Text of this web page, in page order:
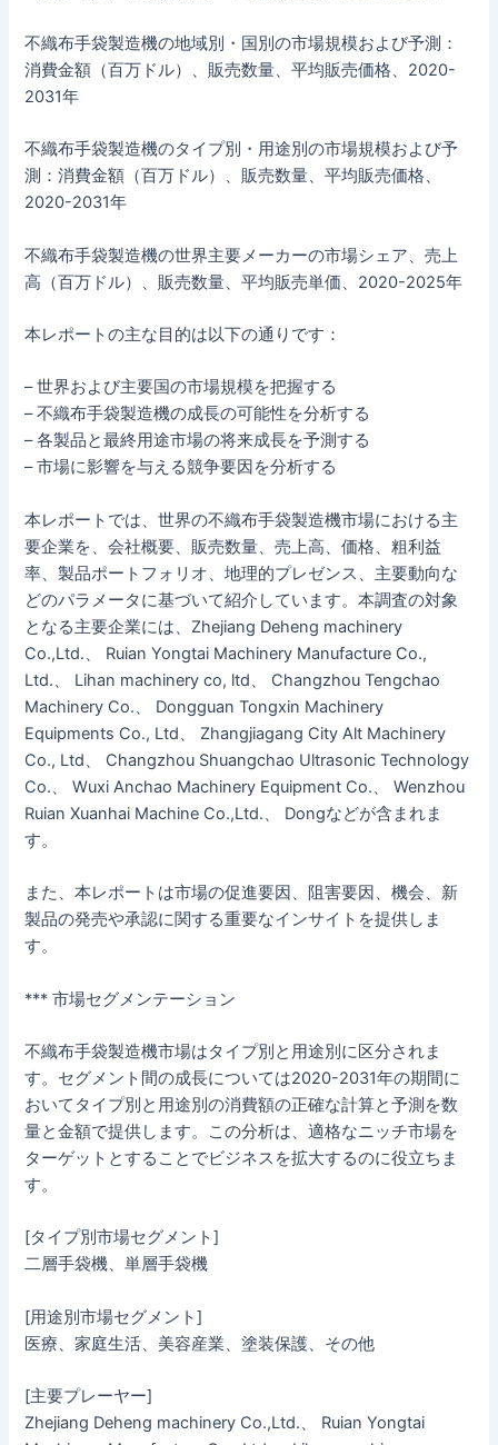
不織布手袋製造機の地域別・国別の市場規模および予測：
消費金額（百万ドル）、販売数量、平均販売価格、2020-
2031年
不織布手袋製造機のタイプ別・用途別の市場規模および予
測：消費金額（百万ドル）、販売数量、平均販売価格、
2020-2031年
不織布手袋製造機の世界主要メーカーの市場シェア、売上
高（百万ドル）、販売数量、平均販売単価、2020-2025年
本レポートの主な目的は以下の通りです：
– 世界および主要国の市場規模を把握する
– 不織布手袋製造機の成長の可能性を分析する
– 各製品と最終用途市場の将来成長を予測する
– 市場に影響を与える競争要因を分析する
本レポートでは、世界の不織布手袋製造機市場における主
要企業を、会社概要、販売数量、売上高、価格、粗利益
率、製品ポートフォリオ、地理的プレゼンス、主要動向な
どのパラメータに基づいて紹介しています。本調査の対象
となる主要企業には、Zhejiang Deheng machinery
Co.,Ltd.、 Ruian Yongtai Machinery Manufacture Co.,
Ltd.、 Lihan machinery co, ltd、 Changzhou Tengchao
Machinery Co.、 Dongguan Tongxin Machinery
Equipments Co., Ltd、 Zhangjiagang City Alt Machinery
Co., Ltd、 Changzhou Shuangchao Ultrasonic Technology
Co.、 Wuxi Anchao Machinery Equipment Co.、 Wenzhou
Ruian Xuanhai Machine Co.,Ltd.、 Dongなどが含まれま
す。
また、本レポートは市場の促進要因、阻害要因、機会、新
製品の発売や承認に関する重要なインサイトを提供しま
す。
*** 市場セグメンテーション
不織布手袋製造機市場はタイプ別と用途別に区分されま
す。セグメント間の成長については2020-2031年の期間に
おいてタイプ別と用途別の消費額の正確な計算と予測を数
量と金額で提供します。この分析は、適格なニッチ市場を
ターゲットとすることでビジネスを拡大するのに役立ちま
す。
[タイプ別市場セグメント]
二層手袋機、単層手袋機
[用途別市場セグメント]
医療、家庭生活、美容産業、塗装保護、その他
[主要プレーヤー]
Zhejiang Deheng machinery Co.,Ltd.、 Ruian Yongtai